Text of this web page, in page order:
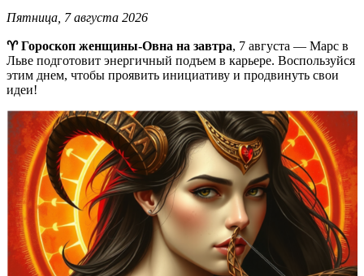
Пятница, 7 августа 2026
♈ Гороскоп женщины-Овна на завтра, 7 августа — Марс в
Льве подготовит энергичный подъем в карьере. Воспользуйся
этим днем, чтобы проявить инициативу и продвинуть свои
идеи!